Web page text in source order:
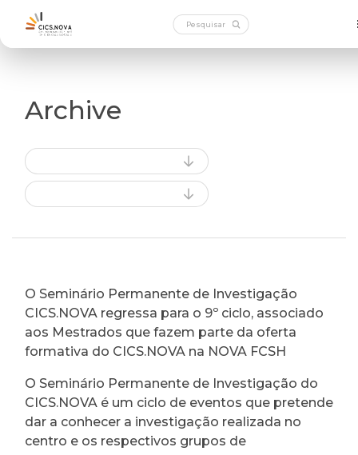
Archive
O Seminário Permanente de Investigação
CICS.NOVA regressa para o 9º ciclo, associado
aos Mestrados que fazem parte da oferta
formativa do CICS.NOVA na NOVA FCSH
O Seminário Permanente de Investigação do
CICS.NOVA é um ciclo de eventos que pretende
dar a conhecer a investigação realizada no
centro e os respectivos grupos de